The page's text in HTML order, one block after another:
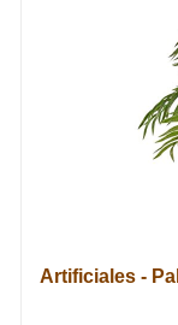
Artificiales -